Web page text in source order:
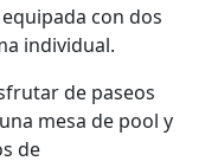
con dos
individual.
de paseos
mesa de pool y
de